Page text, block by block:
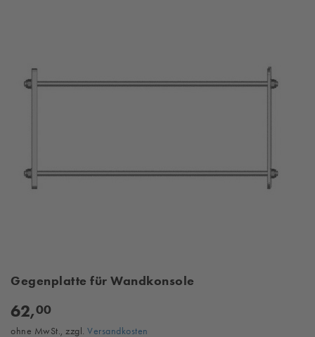
Gegenplatte für Wandkonsole
62,00
ohne MwSt., zzgl. Versandkosten